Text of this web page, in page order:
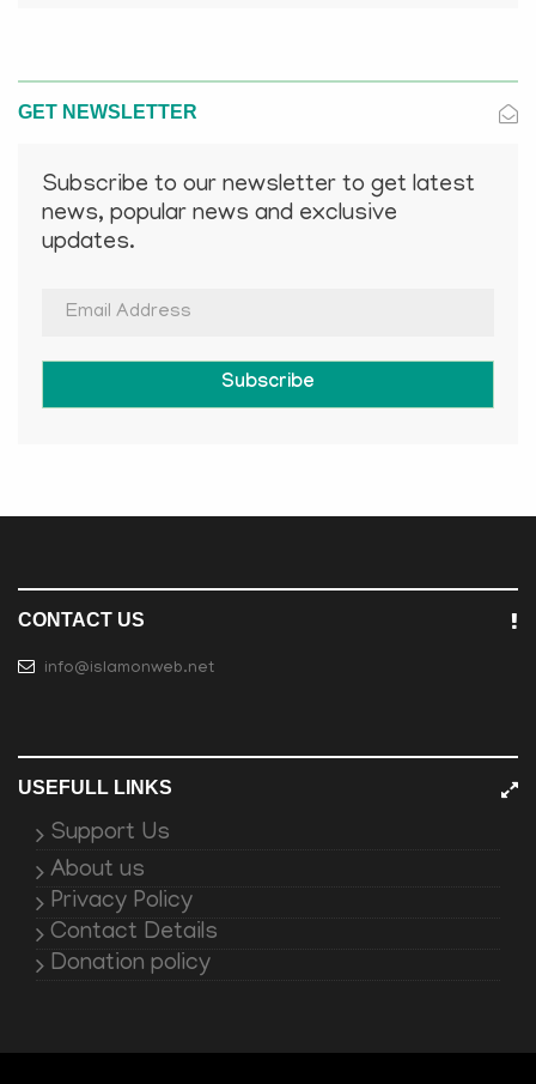
GET NEWSLETTER
Subscribe to our newsletter to get latest
news, popular news and exclusive
updates.
Subscribe
CONTACT US
info@islamonweb.net
USEFULL LINKS
Support Us
About us
Privacy Policy
Contact Details
Donation policy